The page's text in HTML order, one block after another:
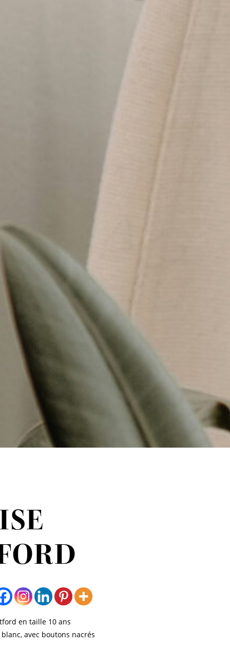
en taille 10 ans
avec boutons nacrés